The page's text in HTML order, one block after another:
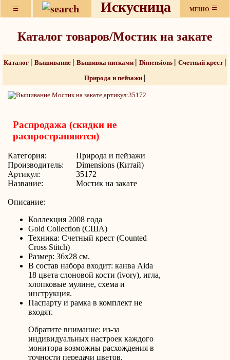
≡ Искусница МЕНЮ ≡
Каталог товаров/Мостик на закате
Каталог | Вышивание | Вышивка нитками | Dimensions | Счетный крест |
Природа и пейзажи |
Распродажа (скидки не
распространяются)
Категория:
Природа и пейзажи
Производитель:
Dimensions (Китай)
Артикул:
35172
Название:
Мостик на закате
Описание:
Коллекция 2008 года
Gold Collection (США)
Техника: Счетный крест (Counted
Cross Stitch)
Размер: 36x28 см.
В состав набора входит: канва Aida
18 цвета слоновой кости (ivory), игла,
хлопковые мулине, схема и
инструкция.
Паспарту и рамка в комплект не
входят.
Обратите внимание: из-за
индивидуальных настроек каждого
монитора возможны расхождения в
точности передачи цветов.